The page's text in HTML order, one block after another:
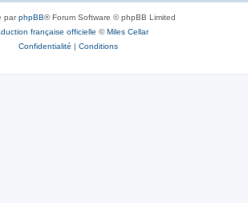
parphpBB® Forum Software © phpBB Limited
française officielle ©Miles Cellar
Confidentialité | Conditions